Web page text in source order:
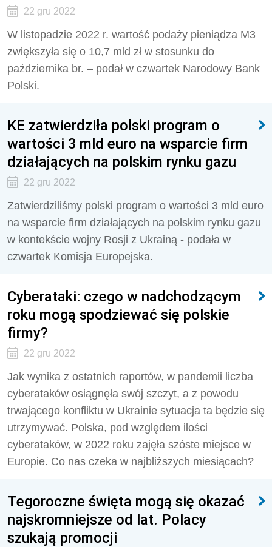
22 gru 2022
W listopadzie 2022 r. wartość podaży pieniądza M3
zwiększyła się o 10,7 mld zł w stosunku do
października br. – podał w czwartek Narodowy Bank
Polski.
KE zatwierdziła polski program o
wartości 3 mld euro na wsparcie firm
działających na polskim rynku gazu
22 gru 2022
Zatwierdziliśmy polski program o wartości 3 mld euro
na wsparcie firm działających na polskim rynku gazu
w kontekście wojny Rosji z Ukrainą - podała w
czwartek Komisja Europejska.
Cyberataki: czego w nadchodzącym
roku mogą spodziewać się polskie
firmy?
22 gru 2022
Jak wynika z ostatnich raportów, w pandemii liczba
cyberataków osiągnęła swój szczyt, a z powodu
trwającego konfliktu w Ukrainie sytuacja ta będzie się
utrzymywać. Polska, pod względem ilości
cyberataków, w 2022 roku zajęła szóste miejsce w
Europie. Co nas czeka w najbliższych miesiącach?
Tegoroczne święta mogą się okazać
najskromniejsze od lat. Polacy
szukają promocji